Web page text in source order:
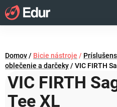
Prejsť
na
obsah
Domov/ Bicie nástroje /
oblečenie a darčeky/ VIC FIRTH
VIC FIRTH
Tee XL